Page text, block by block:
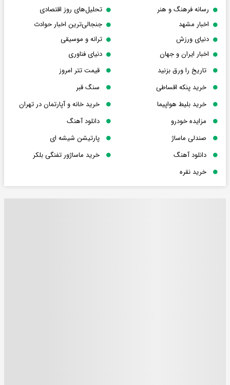
رسانه فرهنگ و هنر
تحلیل‌های روز اقتصادی
اخبار مشهد
جنجالی‌ترین اخبار حوادث
دنیای ورزش
ترانه و موسیقی
اخبار ایران و جهان
دنیای فناوری
تاریخ را ورق بزنید
قیمت تتر امروز
خرید پنکه اقساطی
سنگ قبر
خرید بلیط هواپیما
خرید خانه و آپارتمان در تهران
مزایده خودرو
دانلود آهنگ
صندلی ماساژ
پارتیشن شیشه ای
دانلود آهنگ
خرید ماساژور تفنگی بلکر
خرید نقره